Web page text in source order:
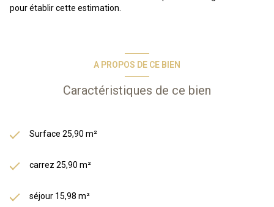
tout : gestion des locataires, entretien, etc. Vous bénéficiez d’une
gestion simplifiée et entièrement délégué, d’une fiscalité
disponibles sur le site Géorisques :www.georisques.gouv.fr
pour établir cette estimation.
A PROPOS DE CE BIEN
Caractéristiques de ce bien
Surface 25,90 m²
carrez 25,90 m²
séjour 15,98 m²